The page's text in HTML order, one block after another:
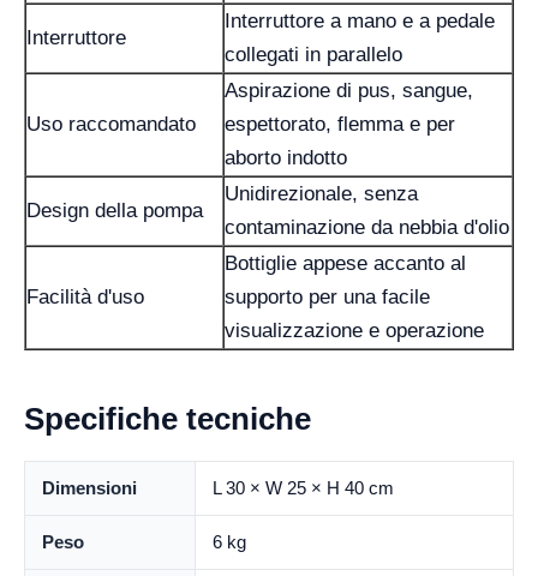
Interruttore
Interruttore a mano e a pedale
collegati in parallelo
Uso raccomandato
Aspirazione di pus, sangue,
espettorato, flemma e per
aborto indotto
Design della pompa
Unidirezionale, senza
contaminazione da nebbia d'olio
Facilità d'uso
Bottiglie appese accanto al
supporto per una facile
visualizzazione e operazione
Specifiche tecniche
Dimensioni L 30 × W 25 × H 40 cm
Peso 6 kg